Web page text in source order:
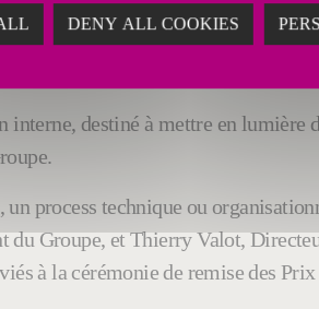
destiné à mettre en
process technique ou
du Groupe, et Thierry Valot,
à la cérémonie de remise des
DENY ALL COOKIES